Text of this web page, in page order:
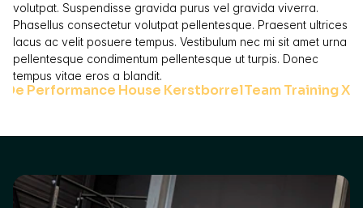
volutpat. Suspendisse gravida purus vel gravida viverra.
Phasellus consectetur volutpat pellentesque. Praesent ultrices
lacus ac velit posuere tempus. Vestibulum nec mi sit amet urna
pellentesque condimentum pellentesque ut turpis. Donec
tempus vitae eros a blandit.
De Performance House KerstborrelTeam Training XL